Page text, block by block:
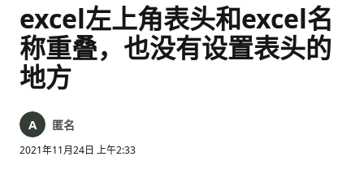
excel左上角表头和excel名
称重叠，也没有设置表头的
地方
匿名
2021年11月24日 上午2:33